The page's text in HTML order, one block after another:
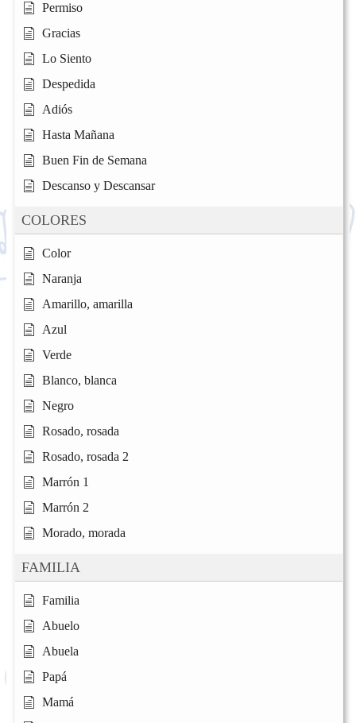
Permiso
Gracias
Lo Siento
Despedida
Adiós
Hasta Mañana
Buen Fin de Semana
Descanso y Descansar
COLORES
Color
Naranja
Amarillo, amarilla
Azul
Verde
Blanco, blanca
Negro
Rosado, rosada
Rosado, rosada 2
Marrón 1
Marrón 2
Morado, morada
FAMILIA
Familia
Abuelo
Abuela
Papá
Mamá